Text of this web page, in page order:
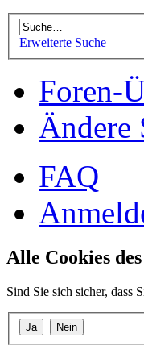
Erweiterte Suche
Foren-
Ändere
FAQ
Alle Cookies
Sind Sie sich sicher, dass